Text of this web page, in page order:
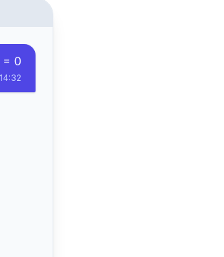
= 0
14:32